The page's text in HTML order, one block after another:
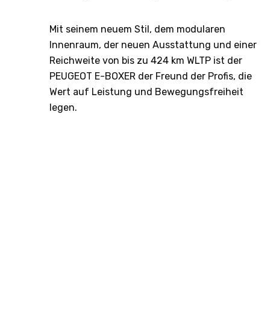
Mit seinem neuem Stil, dem modularen
Innenraum, der neuen Ausstattung und einer
Reichweite von bis zu 424 km WLTP ist der
PEUGEOT E-BOXER der Freund der Profis, die
Wert auf Leistung und Bewegungsfreiheit
legen.